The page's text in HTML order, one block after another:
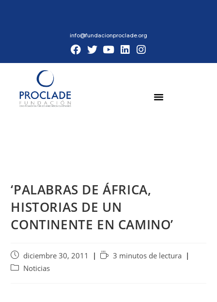
info@fundacionproclade.org
‘PALABRAS DE ÁFRICA,
HISTORIAS DE UN
CONTINENTE EN CAMINO’
diciembre 30, 2011
3 minutos de lectura
Noticias